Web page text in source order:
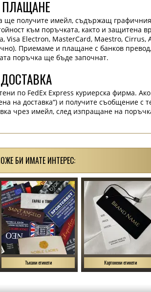
ще получите имейл, съдържащ
към поръчката, както и защитена
Visa Electron, MasterCard, Maestro, Cirrus,
Приемаме и плащане с банков
поръчка ще бъде започнат.
по FedEx Express куриерска фирма.
на доставка“) и получите съобщение с
чрез имейл, след изпращане на
БИ ИМАТЕ ИНТЕРЕС:
Тъкани етикети Картонени етикети